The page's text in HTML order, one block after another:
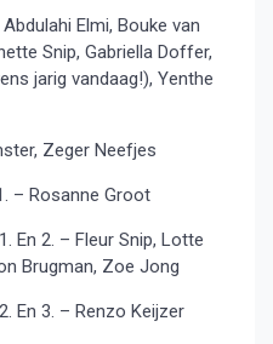
Elmi, Bouke van
Snip, Gabriella Doffer,
jarig vandaag!), Yenthe
Zeger Neefjes
– Rosanne Groot
En 2. – Fleur Snip, Lotte
Brugman, Zoe Jong
En 3. – Renzo Keijzer